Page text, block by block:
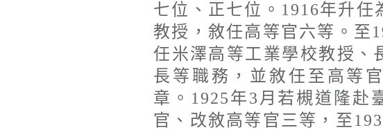
七位、正七位。1916年升任
教授，敘任高等官六等。至
任米澤高等工業學校教授、
長等職務，並敘任至高等
章。1925年3月若槻道隆赴
官、改敘高等官三等，至